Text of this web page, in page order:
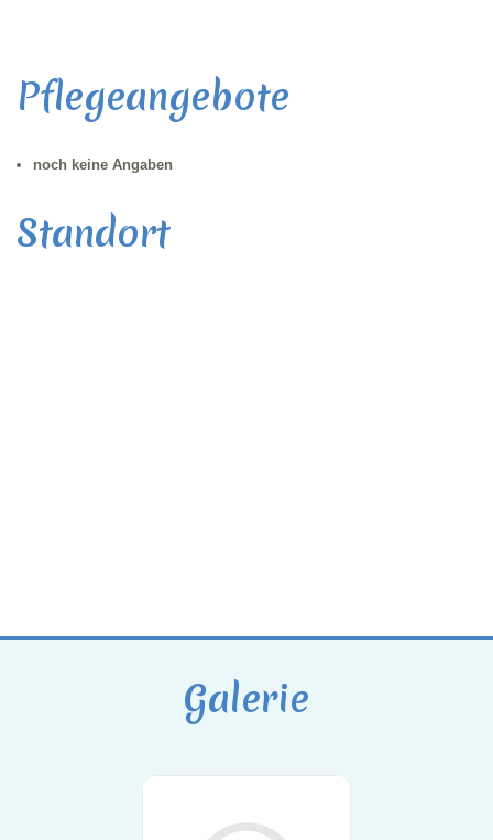
Pflegeangebote
noch keine Angaben
Standort
Galerie